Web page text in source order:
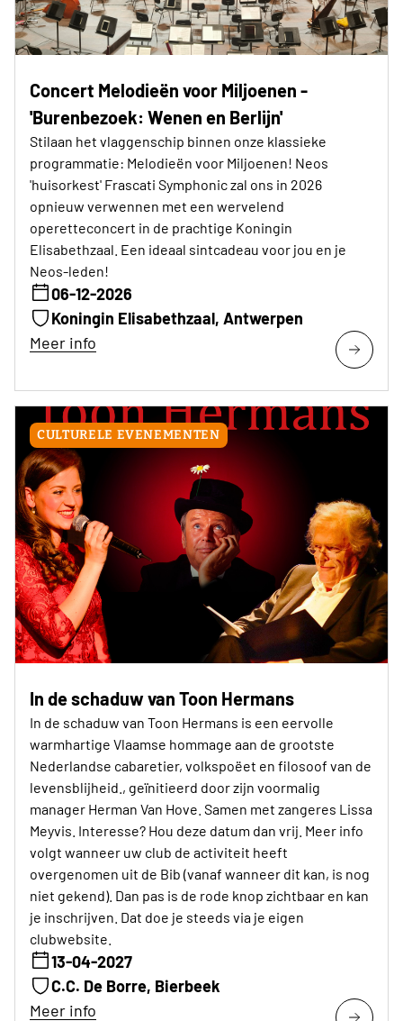
Concert Melodieën voor Miljoenen -
'Burenbezoek: Wenen en Berlijn'
Stilaan het vlaggenschip binnen onze klassieke
programmatie: Melodieën voor Miljoenen! Neos
'huisorkest' Frascati Symphonic zal ons in 2026
opnieuw verwennen met een wervelend
operetteconcert in de prachtige Koningin
Elisabethzaal. Een ideaal sintcadeau voor jou en je
Neos-leden!
06-12-2026
Koningin Elisabethzaal, Antwerpen
Meer info
CULTURELE EVENEMENTEN
In de schaduw van Toon Hermans
In de schaduw van Toon Hermans is een eervolle
warmhartige Vlaamse hommage aan de grootste
Nederlandse cabaretier, volkspoëet en filosoof van de
levensblijheid., geïnitieerd door zijn voormalig
manager Herman Van Hove. Samen met zangeres Lissa
Meyvis. Interesse? Hou deze datum dan vrij. Meer info
volgt wanneer uw club de activiteit heeft
overgenomen uit de Bib (vanaf wanneer dit kan, is nog
niet gekend). Dan pas is de rode knop zichtbaar en kan
je inschrijven. Dat doe je steeds via je eigen
clubwebsite.
13-04-2027
C.C. De Borre, Bierbeek
Meer info